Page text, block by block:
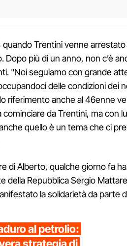
quando Trentini venne
Dopo più di un anno, non c’è
"Noi seguiamo con grande
delle condizioni dei
riferimento anche al 46enne
da Trentini, ma con
quello è un tema che ci
di Alberto, qualche giorno fa
della Repubblica Sergio
la solidarietà da parte
al petrolio: